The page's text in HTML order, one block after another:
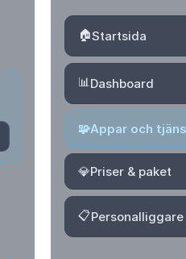
🏠Startsida
📊Dashboard
🧩Appar och
💎Priser & paket
📋Personalliggare